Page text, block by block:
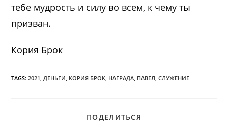
тебе мудрость и силу во всем, к чему ты
призван.
Кория Брок
TAGS:2021 ДЕНЬГИ КОРИЯ БРОК НАГРАДА ПАВЕЛ СЛУЖЕНИЕ
ПОДЕЛИТЬСЯ